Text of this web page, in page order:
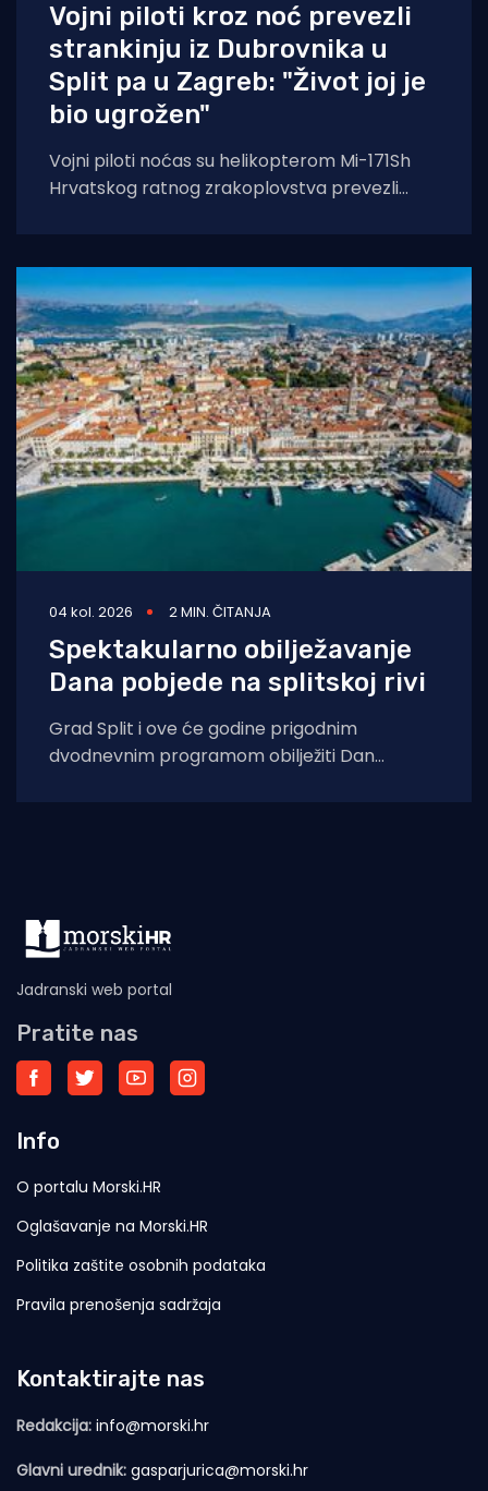
Vojni piloti kroz noć prevezli
strankinju iz Dubrovnika u
Split pa u Zagreb: "Život joj je
bio ugrožen"
Vojni piloti noćas su helikopterom Mi-171Sh
Hrvatskog ratnog zrakoplovstva prevezli
04 kol. 2026 2 MIN. ČITANJA
Spektakularno obilježavanje
Dana pobjede na splitskoj rivi
Grad Split i ove će godine prigodnim
dvodnevnim programom obilježiti Dan
Jadranski web portal
Pratite nas
Info
O portalu Morski.HR
Oglašavanje na Morski.HR
Politika zaštite osobnih podataka
Pravila prenošenja sadržaja
Kontaktirajte nas
Redakcija: info@morski.hr
Glavni urednik: gasparjurica@morski.hr